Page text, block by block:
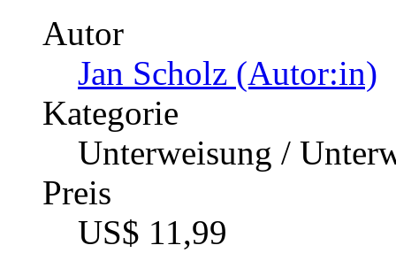
Autor
Jan Scholz (Autor:in)
Kategorie
Unterweisung /
Preis
US$ 11,99